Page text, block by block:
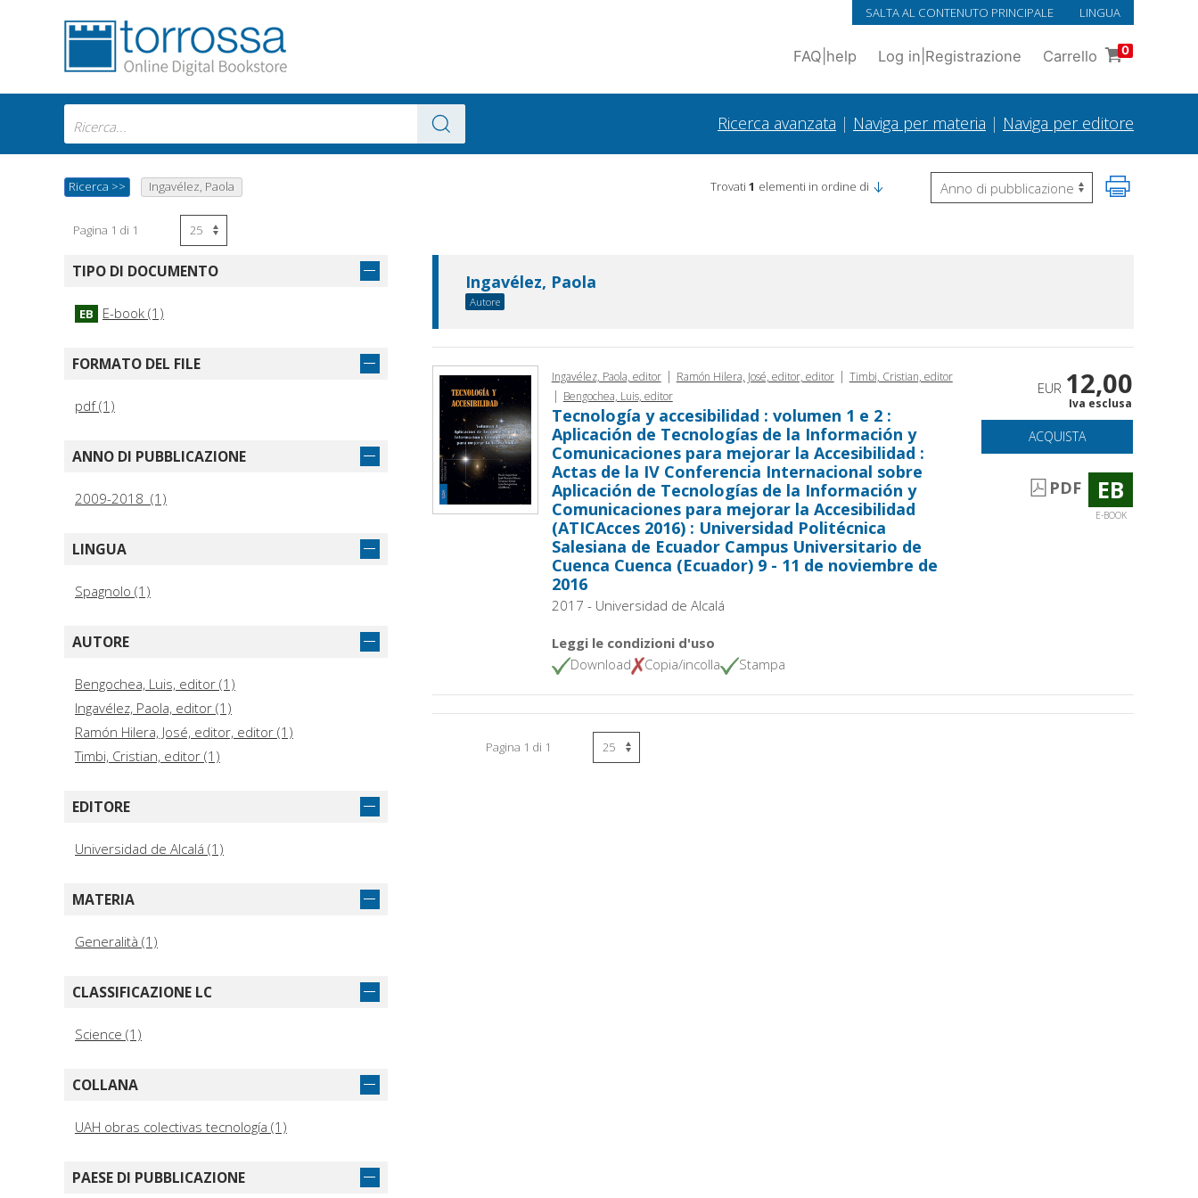
SALTA AL CONTENUTO PRINCIPALE LINGUA
FAQ help Log in Registrazione Carrello 0
Ricerca avanzata | Naviga per materia | Naviga per editore
Ricerca >> Ingavélez, Paola Trovati 1 elementi in ordine di
Pagina 1 di 1
TIPO DI DOCUMENTO
EB E-book (1)
FORMATO DEL FILE
pdf (1)
ANNO DI PUBBLICAZIONE
2009-2018 (1)
LINGUA
Spagnolo (1)
AUTORE
Bengochea, Luis, editor (1)
Ingavélez, Paola, editor (1)
Ramón Hilera, José, editor, editor (1)
Timbi, Cristian, editor (1)
EDITORE
Universidad de Alcalá (1)
MATERIA
Generalità (1)
CLASSIFICAZIONE LC
Science (1)
COLLANA
UAH obras colectivas tecnología (1)
PAESE DI PUBBLICAZIONE
Ingavélez, Paola
Autore
Ingavélez, Paola, editor | Ramón Hilera, José, editor, editor | Timbi, Cristian, editor
| Bengochea, Luis, editor
Tecnología y accesibilidad : volumen 1 e 2 :
Aplicación de Tecnologías de la Información y
Comunicaciones para mejorar la Accesibilidad :
Actas de la IV Conferencia Internacional sobre
Aplicación de Tecnologías de la Información y
Comunicaciones para mejorar la Accesibilidad
(ATICAcces 2016) : Universidad Politécnica
Salesiana de Ecuador Campus Universitario de
Cuenca Cuenca (Ecuador) 9 - 11 de noviembre de
2016
2017 - Universidad de Alcalá
Leggi le condizioni d'uso
Download
Copia/incolla Stampa
EUR 12,00
Iva esclusa
ACQUISTA
PDF EB
E-BOOK
Pagina 1 di 1